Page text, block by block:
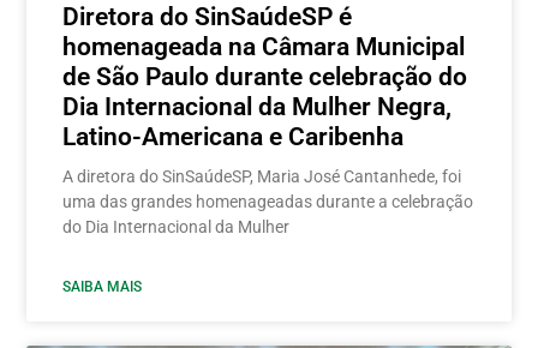
Diretora do SinSaúdeSP é
homenageada na Câmara Municipal
de São Paulo durante celebração do
Dia Internacional da Mulher Negra,
Latino-Americana e Caribenha
A diretora do SinSaúdeSP, Maria José Cantanhede, foi
uma das grandes homenageadas durante a celebração
do Dia Internacional da Mulher
SAIBA MAIS